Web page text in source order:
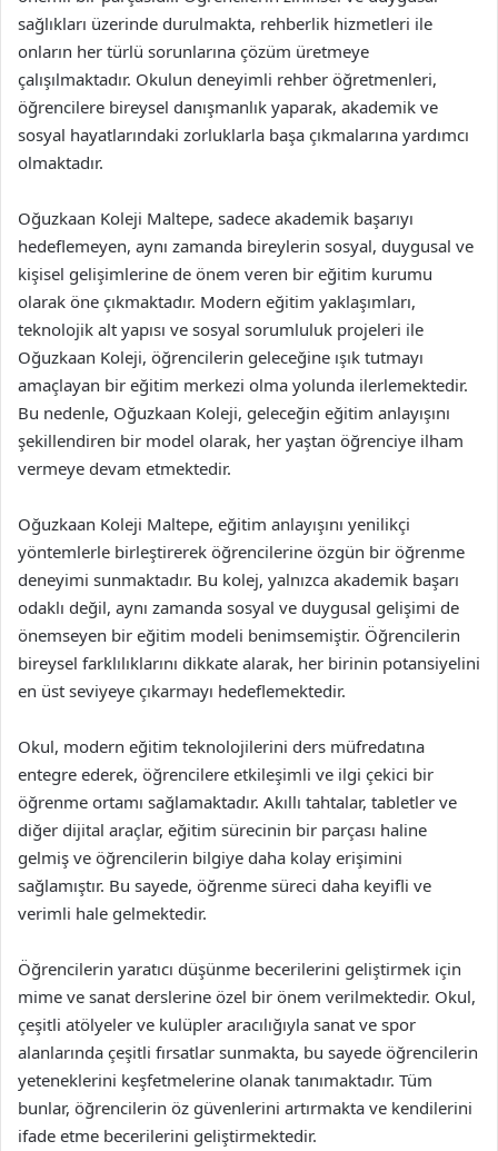
sağlıkları üzerinde durulmakta, rehberlik hizmetleri ile
onların her türlü sorunlarına çözüm üretmeye
çalışılmaktadır. Okulun deneyimli rehber öğretmenleri,
öğrencilere bireysel danışmanlık yaparak, akademik ve
sosyal hayatlarındaki zorluklarla başa çıkmalarına yardımcı
olmaktadır.
Oğuzkaan Koleji Maltepe, sadece akademik başarıyı
hedeflemeyen, aynı zamanda bireylerin sosyal, duygusal ve
kişisel gelişimlerine de önem veren bir eğitim kurumu
olarak öne çıkmaktadır. Modern eğitim yaklaşımları,
teknolojik alt yapısı ve sosyal sorumluluk projeleri ile
Oğuzkaan Koleji, öğrencilerin geleceğine ışık tutmayı
amaçlayan bir eğitim merkezi olma yolunda ilerlemektedir.
Bu nedenle, Oğuzkaan Koleji, geleceğin eğitim anlayışını
şekillendiren bir model olarak, her yaştan öğrenciye ilham
vermeye devam etmektedir.
Oğuzkaan Koleji Maltepe, eğitim anlayışını yenilikçi
yöntemlerle birleştirerek öğrencilerine özgün bir öğrenme
deneyimi sunmaktadır. Bu kolej, yalnızca akademik başarı
odaklı değil, aynı zamanda sosyal ve duygusal gelişimi de
önemseyen bir eğitim modeli benimsemiştir. Öğrencilerin
bireysel farklılıklarını dikkate alarak, her birinin potansiyelini
en üst seviyeye çıkarmayı hedeflemektedir.
Okul, modern eğitim teknolojilerini ders müfredatına
entegre ederek, öğrencilere etkileşimli ve ilgi çekici bir
öğrenme ortamı sağlamaktadır. Akıllı tahtalar, tabletler ve
diğer dijital araçlar, eğitim sürecinin bir parçası haline
gelmiş ve öğrencilerin bilgiye daha kolay erişimini
sağlamıştır. Bu sayede, öğrenme süreci daha keyifli ve
verimli hale gelmektedir.
Öğrencilerin yaratıcı düşünme becerilerini geliştirmek için
mime ve sanat derslerine özel bir önem verilmektedir. Okul,
çeşitli atölyeler ve kulüpler aracılığıyla sanat ve spor
alanlarında çeşitli fırsatlar sunmakta, bu sayede öğrencilerin
yeteneklerini keşfetmelerine olanak tanımaktadır. Tüm
bunlar, öğrencilerin öz güvenlerini artırmakta ve kendilerini
ifade etme becerilerini geliştirmektedir.